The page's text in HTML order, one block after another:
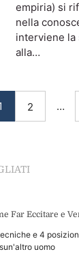
empiria) si
nella
interviene la
alla…
2 …
Far Eccitare e
e 4
uomo